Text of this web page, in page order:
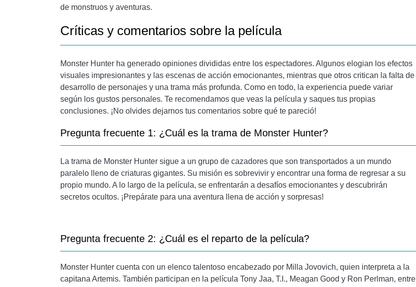
de monstruos y aventuras.
Críticas y comentarios sobre la película
Monster Hunter ha generado opiniones divididas entre los espectadores. Algunos elogian los efectos
visuales impresionantes y las escenas de acción emocionantes, mientras que otros critican la falta de
desarrollo de personajes y una trama más profunda. Como en todo, la experiencia puede variar
según los gustos personales. Te recomendamos que veas la película y saques tus propias
conclusiones. ¡No olvides dejarnos tus comentarios sobre qué te pareció!
Pregunta frecuente 1: ¿Cuál es la trama de Monster Hunter?
La trama de Monster Hunter sigue a un grupo de cazadores que son transportados a un mundo
paralelo lleno de criaturas gigantes. Su misión es sobrevivir y encontrar una forma de regresar a su
propio mundo. A lo largo de la película, se enfrentarán a desafíos emocionantes y descubrirán
secretos ocultos. ¡Prepárate para una aventura llena de acción y sorpresas!
Pregunta frecuente 2: ¿Cuál es el reparto de la película?
Monster Hunter cuenta con un elenco talentoso encabezado por Milla Jovovich, quien interpreta a la
capitana Artemis. También participan en la película Tony Jaa, T.I., Meagan Good y Ron Perlman, entre